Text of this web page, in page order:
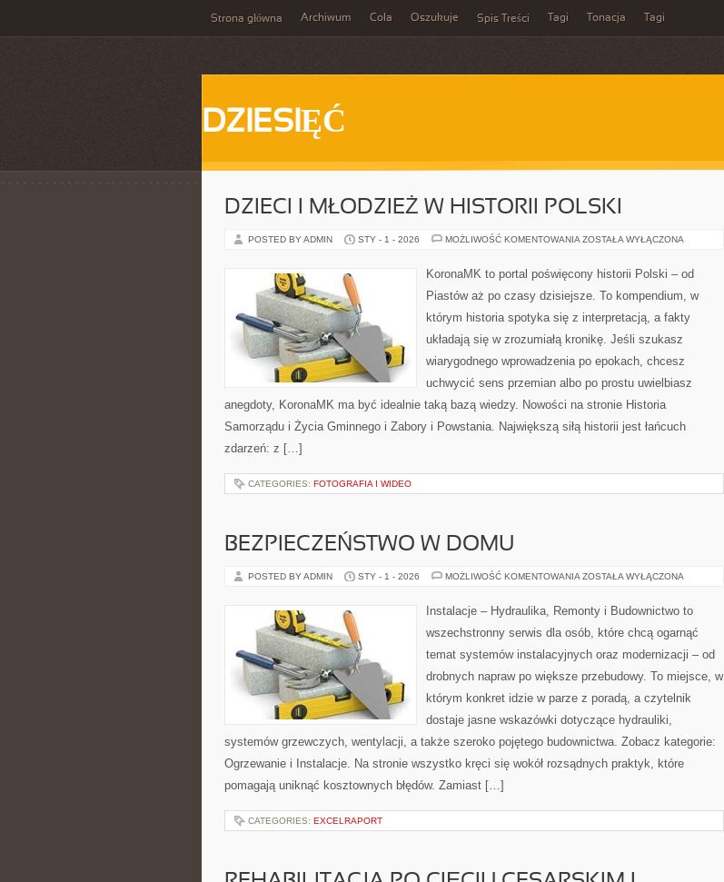
Strona główna Archiwum Cola Oszukuje Spis Treści Tagi Tonacja Tagi
DZIESIĘĆ
DZIECI I MŁODZIEŻ W HISTORII POLSKI
POSTED BY ADMIN STY - 1 - 2026 MOŻLIWOŚĆ KOMENTOWANIA DZIECI
HISTORII
ZOSTAŁA WYŁĄCZONA
KoronaMK to portal poświęcony historii Polski – od
Piastów aż po czasy dzisiejsze. To kompendium, w
którym historia spotyka się z interpretacją, a fakty
układają się w zrozumiałą kronikę. Jeśli szukasz
wiarygodnego wprowadzenia po epokach, chcesz
uchwycić sens przemian albo po prostu uwielbiasz
anegdoty, KoronaMK ma być idealnie taką bazą wiedzy. Nowości na stronie Historia
Samorządu i Życia Gminnego i Zabory i Powstania. Największą siłą historii jest łańcuch
zdarzeń: z […]
CATEGORIES: FOTOGRAFIA I WIDEO
BEZPIECZEŃSTWO W DOMU
POSTED BY ADMIN STY - 1 - 2026 MOŻLIWOŚĆ KOMENTOWANIA BEZPIECZEŃSTWO
ZOSTAŁA WYŁĄCZONA
Instalacje – Hydraulika, Remonty i Budownictwo to
wszechstronny serwis dla osób, które chcą ogarnąć
temat systemów instalacyjnych oraz modernizacji – od
drobnych napraw po większe przebudowy. To miejsce, w
którym konkret idzie w parze z poradą, a czytelnik
dostaje jasne wskazówki dotyczące hydrauliki,
systemów grzewczych, wentylacji, a także szeroko pojętego budownictwa. Zobacz kategorie:
Ogrzewanie i Instalacje. Na stronie wszystko kręci się wokół rozsądnych praktyk, które
pomagają uniknąć kosztownych błędów. Zamiast […]
CATEGORIES: EXCELRAPORT